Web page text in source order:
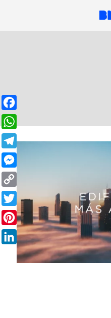
Facebook
WhatsApp
Telegram
Messenger
Copy
Link
Twitter
Pinterest
LinkedIn